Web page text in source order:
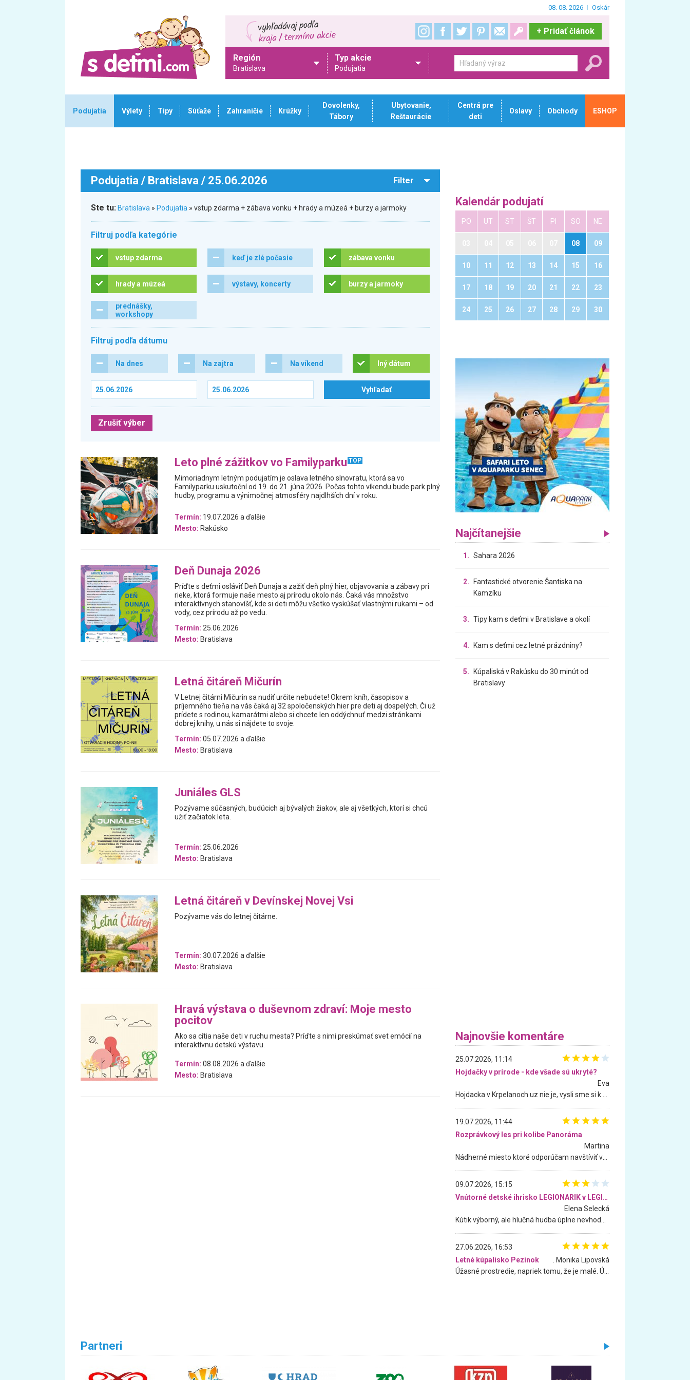
08. 08. 2026 Oskár
+ Pridať článok
Región
Bratislava
Typ akcie
Podujatia
Podujatia Výlety Tipy Súťaže Zahraničie Krúžky
Dovolenky,
Tábory
Ubytovanie,
Reštaurácie
Centrá pre
deti
Oslavy Obchody ESHOP
Podujatia / Bratislava / 25.06.2026 Filter
Ste tu: Bratislava » Podujatia » vstup zdarma + zábava vonku + hrady a múzeá + burzy a jarmoky
Filtruj podľa kategórie
vstup zdarma keď je zlé počasie zábava vonku
hrady a múzeá výstavy, koncerty burzy a jarmoky
prednášky,
workshopy
Filtruj podľa dátumu
Na dnes Na zajtra Na víkend Iný dátum
Zrušiť výber
Leto plné zážitkov vo Familyparku TOP
Mimoriadnym letným podujatím je oslava letného slnovratu, ktorá sa vo
Familyparku uskutoční od 19. do 21. júna 2026. Počas tohto víkendu bude park plný
hudby, programu a výnimočnej atmosféry najdlhších dní v roku.
Termín: 19.07.2026 a ďalšie
Mesto: Rakúsko
Deň Dunaja 2026
Príďte s deťmi osláviť Deň Dunaja a zažiť deň plný hier, objavovania a zábavy pri
rieke, ktorá formuje naše mesto aj prírodu okolo nás. Čaká vás množstvo
interaktívnych stanovíšť, kde si deti môžu všetko vyskúšať vlastnými rukami – od
vody, cez prírodu až po vedu.
Termín: 25.06.2026
Mesto: Bratislava
Letná čitáreň Mičurín
V Letnej čitárni Mičurin sa nudiť určite nebudete! Okrem kníh, časopisov a
príjemného tieňa na vás čaká aj 32 spoločenských hier pre deti aj dospelých. Či už
prídete s rodinou, kamarátmi alebo si chcete len oddýchnuť medzi stránkami
dobrej knihy, u nás si nájdete to svoje.
Termín: 05.07.2026 a ďalšie
Mesto: Bratislava
Juniáles GLS
Pozývame súčasných, budúcich aj bývalých žiakov, ale aj všetkých, ktorí si chcú
užiť začiatok leta.
Termín: 25.06.2026
Mesto: Bratislava
Letná čitáreň v Devínskej Novej Vsi
Pozývame vás do letnej čitárne.
Termín: 30.07.2026 a ďalšie
Mesto: Bratislava
Hravá výstava o duševnom zdraví: Moje mesto
pocitov
Ako sa cítia naše deti v ruchu mesta? Príďte s nimi preskúmať svet emócií na
interaktívnu detskú výstavu.
Termín: 08.08.2026 a ďalšie
Mesto: Bratislava
Kalendár podujatí
PO UT ST ŠT PI SO NE
08 09
10 11 12 13 14 15 16
17 18 19 20 21 22 23
24 25 26 27 28 29 30
Najčítanejšie
1. Sahara 2026
2.
Fantastické otvorenie Šantiska na
Kamzíku
3. Tipy kam s deťmi v Bratislave a okolí
4. Kam s deťmi cez letné prázdniny?
5.
Kúpaliská v Rakúsku do 30 minút od
Bratislavy
Najnovšie komentáre
25.07.2026, 11:14
Hojdačky v prírode - kde všade sú ukryté?
Eva
19.07.2026, 11:44
Rozprávkový les pri kolibe Panoráma
Martina
09.07.2026, 15:15
Vnútorné detské ihrisko LEGIONARIK v LEGIA Fitness
Elena Selecká
27.06.2026, 16:53
Letné kúpalisko Pezinok
. Monika Lipovská
Partneri